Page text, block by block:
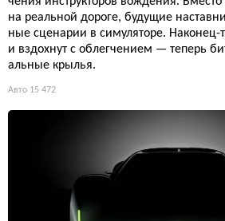
на реальной дороге, будущие
ные сценарии в симуляторе.
и вздохнут с облегчением — теперь
альные крылья.
Авто 15 472